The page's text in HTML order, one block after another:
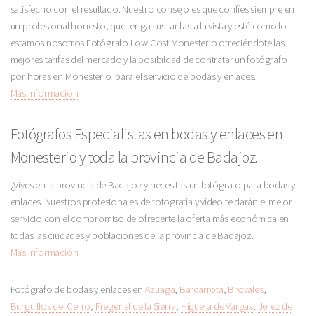
satisfecho con el resultado. Nuestro consejo es que confíes siempre en
un profesional honesto, que tenga sus tarifas a la vista y esté como lo
estamos nosotros Fotógrafo Low Cost Monesterio ofreciéndote las
mejores tarifas del mercado y la posibildad de contratar un fotógrafo
por horas en Monesterio para el servicio de bodas y enlaces.
Más Información
Fotógrafos Especialistas en bodas y enlaces en
Monesterio y toda la provincia de Badajoz.
¿Vives en la provincia de Badajoz y necesitas un fotógrafo para bodas y
enlaces. Nuestros profesionales de fotografía y vídeo te darán el mejor
servicio con el compromiso de ofrecerte la oferta más económica en
todas las ciudades y poblaciones de la provincia de Badajoz.
Más Información
Fotógrafo de bodas y enlaces en Azuaga, Barcarrota, Brovales,
Burguillos del Cerro, Fregenal de la Sierra, Higuera de Vargas, Jerez de